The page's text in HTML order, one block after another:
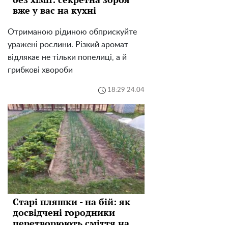
вже у вас на кухні
Отриманою рідиною обприскуйте
уражені рослини. Різкий аромат
відлякає не тільки попелиці, а й
грибкові хвороби
18:29 24.04
Старі пляшки - на бій: як
досвідчені городники